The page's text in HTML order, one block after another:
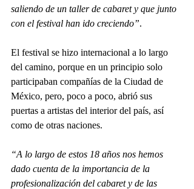
saliendo de un taller de cabaret y que junto
con el festival han ido creciendo”.
El festival se hizo internacional a lo largo
del camino, porque en un principio solo
participaban compañías de la Ciudad de
México, pero, poco a poco, abrió sus
puertas a artistas del interior del país, así
como de otras naciones.
“A lo largo de estos 18 años nos hemos
dado cuenta de la importancia de la
profesionalización del cabaret y de las